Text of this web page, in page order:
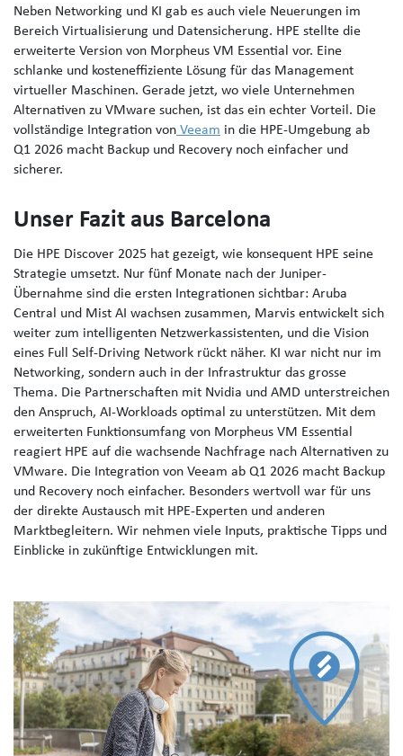
Neben Networking und KI gab es auch viele Neuerungen im
Bereich Virtualisierung und Datensicherung. HPE stellte die
erweiterte Version von Morpheus VM Essential vor. Eine
schlanke und kosteneffiziente Lösung für das Management
virtueller Maschinen. Gerade jetzt, wo viele Unternehmen
Alternativen zu VMware suchen, ist das ein echter Vorteil. Die
vollständige Integration von Veeam in die HPE-Umgebung ab
Q1 2026 macht Backup und Recovery noch einfacher und
sicherer.
Unser Fazit aus Barcelona
Die HPE Discover 2025 hat gezeigt, wie konsequent HPE seine
Strategie umsetzt. Nur fünf Monate nach der Juniper-
Übernahme sind die ersten Integrationen sichtbar: Aruba
Central und Mist AI wachsen zusammen, Marvis entwickelt sich
weiter zum intelligenten Netzwerkassistenten, und die Vision
eines Full Self-Driving Network rückt näher. KI war nicht nur im
Networking, sondern auch in der Infrastruktur das grosse
Thema. Die Partnerschaften mit Nvidia und AMD unterstreichen
den Anspruch, AI-Workloads optimal zu unterstützen. Mit dem
erweiterten Funktionsumfang von Morpheus VM Essential
reagiert HPE auf die wachsende Nachfrage nach Alternativen zu
VMware. Die Integration von Veeam ab Q1 2026 macht Backup
und Recovery noch einfacher. Besonders wertvoll war für uns
der direkte Austausch mit HPE-Experten und anderen
Marktbegleitern. Wir nehmen viele Inputs, praktische Tipps und
Einblicke in zukünftige Entwicklungen mit.